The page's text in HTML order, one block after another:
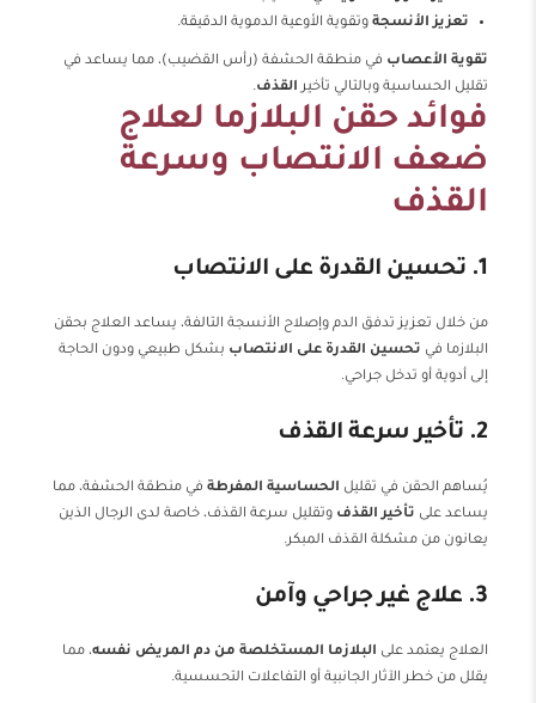
تعزيز الأنسجةوتقوية الأوعية الدموية الدقيقة.
تقوية الأعصاب في منطقة الحشفة (رأس القضيب)، مما يساعد في
تقليل الحساسية وبالتالي تأخيرالقذف.
فوائد حقن البلازما لعلاج
ضعف الانتصاب وسرعة
القذف
1. تحسين القدرة على الانتصاب
من خلال تعزيز تدفق الدم وإصلاح الأنسجة التالفة، يساعد العلاج بحقن
البلازما في تحسين القدرة على الانتصاب بشكل طبيعي ودون الحاجة
إلى أدوية أو تدخل جراحي.
2. تأخير سرعة القذف
يُساهم الحقن في تقليل الحساسية المفرطة في منطقة الحشفة، مما
يساعد على تأخير القذف وتقليل سرعة القذف، خاصة لدى الرجال الذين
يعانون من مشكلة القذف المبكر.
3. علاج غير جراحي وآمن
العلاج يعتمد على البلازما المستخلصة من دم المريض نفسه، مما
يقلل من خطر الآثار الجانبية أو التفاعلات التحسسية.